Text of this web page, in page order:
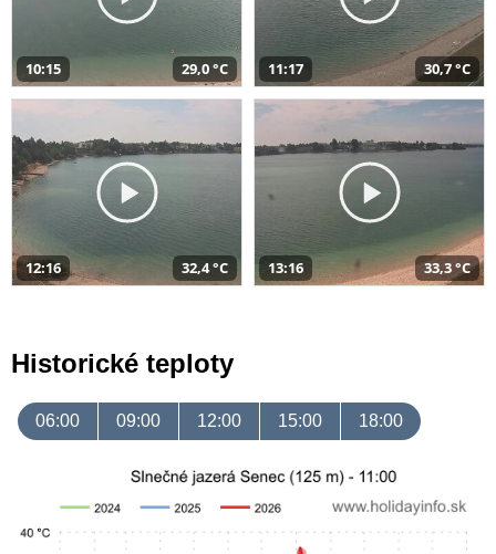
10:15 29,0 °C 11:17 30,7 °C
12:16 32,4 °C 13:16 33,3 °C
Historické teploty
06:00 09:00 12:00 15:00 18:00